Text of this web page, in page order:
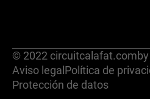
© 2022 circuitcalafat.com
Aviso legalPolítica de
Protección de datos